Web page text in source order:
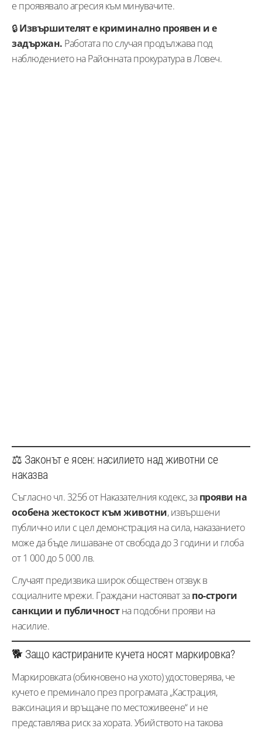
е проявявало агресия към минувачите.
🔒Извършителят е криминално проявен и е
задържан. Работата по случая продължава под
наблюдението на Районната прокуратура в Ловеч.
⚖️ Законът е ясен: насилието над животни се
наказва
Съгласно чл. 325б от Наказателния кодекс, запрояви на
особена жестокост към животни, извършени
публично или с цел демонстрация на сила, наказанието
може да бъде лишаване от свобода до 3 години и глоба
от 1 000 до 5 000 лв.
Случаят предизвика широк обществен отзвук в
социалните мрежи. Граждани настояват запо-строги
санкции и публичностна подобни прояви на
насилие.
🐕 Защо кастрираните кучета носят маркировка?
Маркировката (обикновено на ухото) удостоверява, че
кучето е преминало през програмата „Кастрация,
ваксинация и връщане по местоживеене“ и не
представлява риск за хората. Убийството на такова